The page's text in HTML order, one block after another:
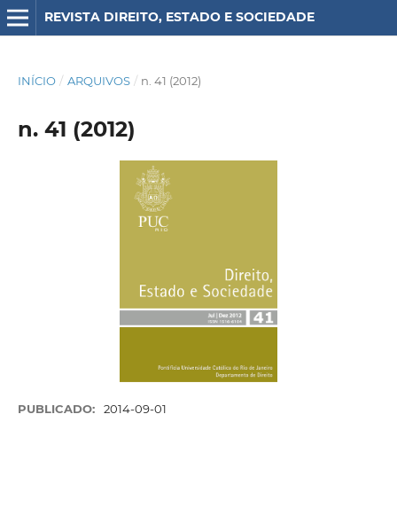
REVISTA DIREITO, ESTADO E SOCIEDADE
INÍCIO / ARQUIVOS / n. 41 (2012)
n. 41 (2012)
PUBLICADO: 2014-09-01